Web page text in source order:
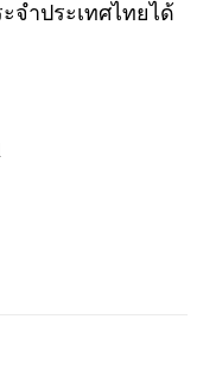
จำประเทศไทยได้